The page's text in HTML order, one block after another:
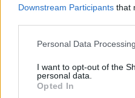
Downstream Participants that
Please note that this website/
not limited to your visit or
grant or deny consent to
use your data for below
Personal Data
I want to opt-out of the
personal data.
Opted In